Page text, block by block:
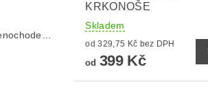
KRKONOŠE
Skladem
od 329,75 Kč bez DPH
od 399 Kč